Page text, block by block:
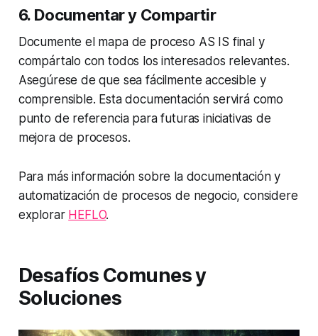
6. Documentar y Compartir
Documente el mapa de proceso AS IS final y
compártalo con todos los interesados relevantes.
Asegúrese de que sea fácilmente accesible y
comprensible. Esta documentación servirá como
punto de referencia para futuras iniciativas de
mejora de procesos.
Para más información sobre la documentación y
automatización de procesos de negocio, considere
explorar HEFLO.
Desafíos Comunes y
Soluciones